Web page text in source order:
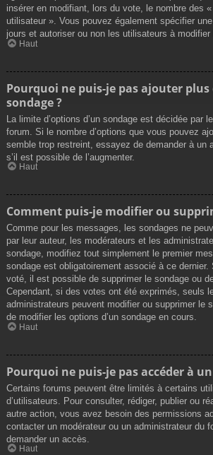
insérer en modifiant, lors du vote, le nombre des
utilisateur ». Vous pouvez également spécifier
jours et autoriser ou non les utilisateurs à
Haut
Pourquoi ne puis-je pas ajouter plus
sondage ?
La limite d’options d’un sondage est décidée par
forum. Si le nombre d’options que vous pouvez
semble trop restreint, essayez de demander à un
s’il est possible de l’augmenter.
Haut
Comment puis-je modifier ou
Comme pour les messages, les sondages ne
par leur auteur, les modérateurs et les
sondage, modifiez tout simplement le premier
sondage est obligatoirement associé à ce dernier.
voté, il est possible de supprimer le sondage ou
Cependant, si des votes ont été exprimés, seuls
administrateurs peuvent modifier ou supprimer le
de modifier les options d’un sondage en cours.
Haut
Pourquoi ne puis-je pas accéder à
Certains forums peuvent être limités à certains
d’utilisateurs. Pour consulter, rédiger, publier ou
autre action, vous avez besoin des permissions
contacter un modérateur ou un administrateur du
demander un accès.
Haut